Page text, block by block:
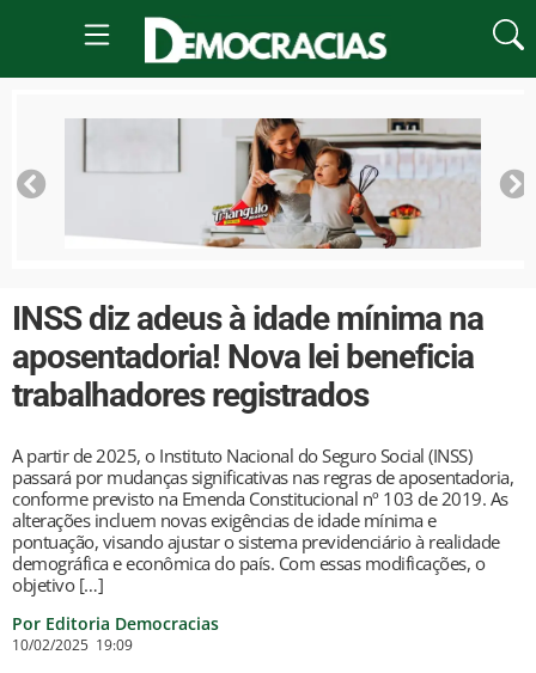
INSS diz adeus à idade mínima na
aposentadoria! Nova lei beneficia
trabalhadores registrados
A partir de 2025, o Instituto Nacional do Seguro Social (INSS)
passará por mudanças significativas nas regras de aposentadoria,
conforme previsto na Emenda Constitucional nº 103 de 2019. As
alterações incluem novas exigências de idade mínima e
pontuação, visando ajustar o sistema previdenciário à realidade
demográfica e econômica do país. Com essas modificações, o
objetivo […]
Por Editoria Democracias
10/02/2025 19:09